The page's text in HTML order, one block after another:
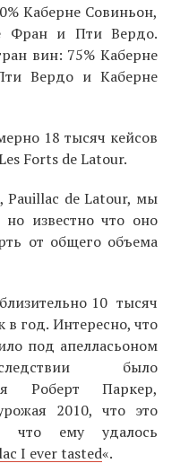
Каберне Совиньон,
Фран и Пти Вердо.
вин: 75% Каберне
Вердо и Каберне
18 тысяч кейсов
Forts de Latour.
Pauillac de Latour, мы
известно что оно
от общего объема
10 тысяч
в год. Интересно, что
под апелласьоном
было
Роберт Паркер,
2010, что это
что ему удалось
I ever tasted«.